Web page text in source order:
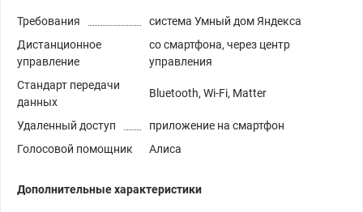
Требования
система Умный дом Яндекса
Дистанционное
управление
со смартфона, через центр
управления
Стандарт передачи
данных
Bluetooth, Wi-Fi, Matter
Удаленный доступ
приложение на смартфон
Голосовой помощник
Алиса
Дополнительные характеристики